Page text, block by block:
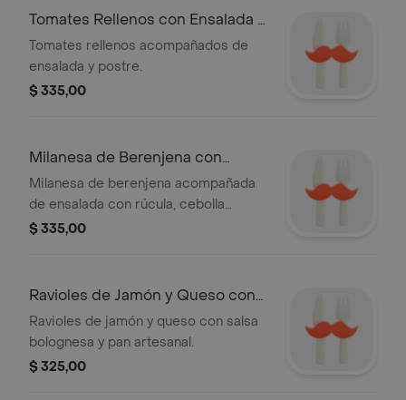
Tomates Rellenos con Ensalada y
Postre
Tomates rellenos acompañados de
ensalada y postre.
$ 335,00
Milanesa de Berenjena con
Ensalada
Milanesa de berenjena acompañada
de ensalada con rúcula, cebolla
morada y calabaza asada.
$ 335,00
Ravioles de Jamón y Queso con
Salsa
Ravioles de jamón y queso con salsa
bolognesa y pan artesanal.
$ 325,00